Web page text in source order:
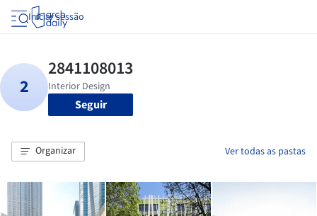
Iniciar sessão
Seguir
Organizar Ver todas as pastas